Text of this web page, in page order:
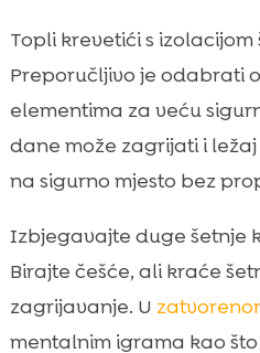
Topli krevetići s
Preporučljivo je odabrati
elementima za veću
dane može zagrijati i
na sigurno mjesto bez
Izbjegavajte duge šetnje
Birajte češće, ali kraće
zagrijavanje. U
mentalnim igrama kao